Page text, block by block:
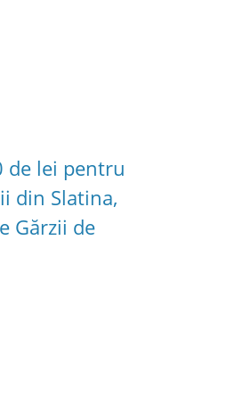
de lei pentru
din Slatina,
Gărzii de